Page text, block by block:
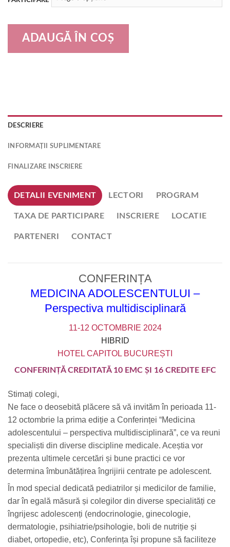
ADAUGĂ ÎN COȘ
DESCRIERE
INFORMAȚII SUPLIMENTARE
FINALIZARE INSCRIERE
DETALII EVENIMENT LECTORI PROGRAM
TAXA DE PARTICIPARE INSCRIERE LOCATIE
PARTENERI CONTACT
CONFERINȚA
MEDICINA ADOLESCENTULUI –
Perspectiva multidisciplinară
11-12 OCTOMBRIE 2024
HIBRID
HOTEL CAPITOL BUCUREȘTI
CONFERINȚĂ CREDITATĂ 10 EMC ȘI 16 CREDITE EFC
Stimați colegi,
Ne face o deosebită plăcere să vă invitămîn perioada 11-
12 octombrie la prima ediție a Conferinței “Medicina
adolescentului – perspectiva multidisciplinară”, ce va reuni
specialiști din diverse discipline medicale. Aceștia vor
prezenta ultimele cercetări și bune practici ce vor
determina îmbunătățirea îngrijirii centrate pe adolescent.
În mod special dedicată pediatrilor și medicilor de familie,
dar în egală măsură și colegilor din diverse specialități ce
îngrijesc adolescenți (endocrinologie, ginecologie,
dermatologie, psihiatrie/psihologie, boli de nutriție și
diabet, ortopedie, etc), Conferința își propune să faciliteze